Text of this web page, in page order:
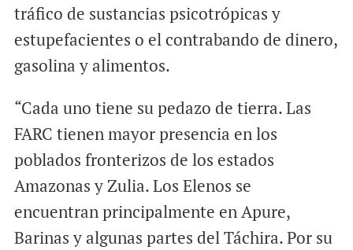
tráfico de sustancias psicotrópicas y
estupefacientes o el contrabando de dinero,
gasolina y alimentos.
“Cada uno tiene su pedazo de tierra. Las
FARC tienen mayor presencia en los
poblados fronterizos de los estados
Amazonas y Zulia. Los Elenos se
encuentran principalmente en Apure,
Barinas y algunas partes del Táchira. Por su